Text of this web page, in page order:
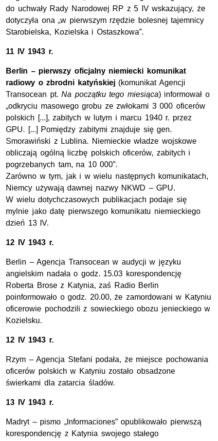
do uchwały Rady Narodowej RP z 5 IV wskazujący, że
dotyczyła ona „w pierwszym rzędzie bolesnej tajemnicy
Starobielska, Kozielska i Ostaszkowa”.
11 IV 1943 r.
Berlin – pierwszy oficjalny niemiecki komunikat
radiowy o zbrodni katyńskiej(komunikat Agencji
Transocean pt.Na początku tego miesiąca) informował o
„odkryciu masowego grobu ze zwłokami 3 000 oficerów
polskich [...], zabitych w lutym i marcu 1940 r. przez
GPU. [...] Pomiędzy zabitymi znajduje się gen.
Smorawiński z Lublina. Niemieckie władze wojskowe
obliczają ogólną liczbę polskich oficerów, zabitych i
pogrzebanych tam, na 10 000”.
Zarówno w tym, jak i w wielu następnych komunikatach,
Niemcy używają dawnej nazwy NKWD – GPU.
W wielu dotychczasowych publikacjach podaje się
mylnie jako datę pierwszego komunikatu niemieckiego
dzień 13 IV.
12 IV 1943 r.
Berlin – Agencja Transocean w audycji w języku
angielskim nadała o godz. 15.03 korespondencję
Roberta Brose z Katynia, zaś Radio Berlin
poinformowało o godz. 20.00, że zamordowani w Katyniu
oficerowie pochodzili z sowieckiego obozu jenieckiego w
Kozielsku.
12 IV 1943 r.
Rzym – Agencja Stefani podała, że miejsce pochowania
oficerów polskich w Katyniu zostało obsadzone
świerkami dla zatarcia śladów.
13 IV 1943 r.
Madryt – pismo „Informaciones” opublikowało pierwszą
korespondencję z Katynia swojego stałego